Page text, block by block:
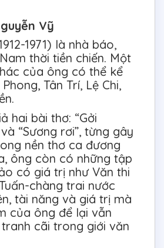
Vỹ
1971) là nhà báo,
thời tiền chiến. Một
của ông có thể kể
Tân Trí, Lệ Chi,
hai bài thơ: “Gởi
“Sương rơi”, từng gây
nền thơ ca đương
ông còn có những tập
có giá trị như Văn thi
chàng trai nước
tài năng và giá trị mà
của ông để lại vẫn
cãi trong giới văn